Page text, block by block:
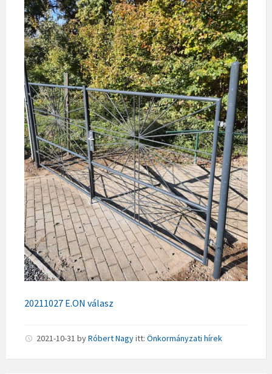
20211027 E.ON válasz
2021-10-31 byRóbert Nagyitt: Önkormányzati hírek